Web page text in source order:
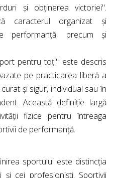
și obținerea victoriei".
caracterul organizat și
performanță, precum și
pentru toți" este descris
pe practicarea liberă a
și sigur, individual sau în
Această definiție largă
fizice pentru întreaga
de performanță.
sportului este distincția
cei profesioniști. Sportivii